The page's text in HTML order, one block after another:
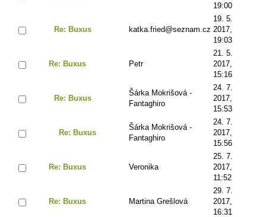
19:00
Re: Buxus katka.fried@seznam.cz
19. 5.
2017,
19:03
Re: Buxus Petr
21. 5.
2017,
15:16
Re: Buxus
Šárka Mokrišová -
Fantaghiro
24. 7.
2017,
15:53
Re: Buxus
Šárka Mokrišová -
Fantaghiro
24. 7.
2017,
15:56
Re: Buxus Veronika
25. 7.
2017,
11:52
Re: Buxus Martina Grešlová
29. 7.
2017,
16:31